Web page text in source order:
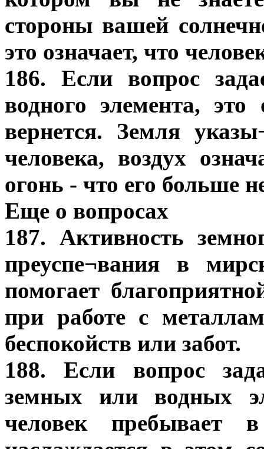
стороны вашей
это означает, что
186. Если вопрос
водного элемента, это
вернется. Земля
человека, воздух
огонь - что его больше
Еще о вопросах
187. Активность
преуспе¬вания в
помогает
при работе с
беспокойств или забот.
188. Если вопрос
земных или водных
человек пребывает